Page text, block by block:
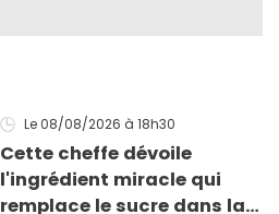
Le 08/08/2026 à 18h30
Cette cheffe dévoile
l'ingrédient miracle qui
remplace le sucre dans la